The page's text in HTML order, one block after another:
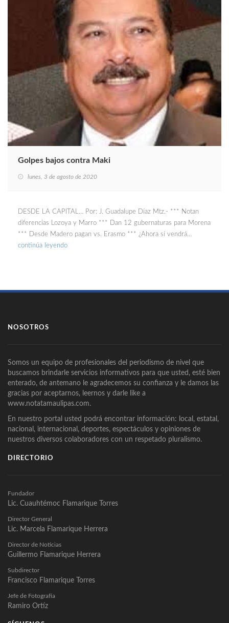
Golpes bajos contra Maki
lunes, 3 de agosto de 2020
DESDE LA CAPITAL… Por: J. Guadalupe Díaz Mtz.- *** Notan
diferencias Lozoya y Marro *** Dan 12 gubernaturas para Morena
*** Desde Madero pagan vs. Erasmo *** ¿Ahora sí vendrá…
continúa leyendo
NOSOTROS
Somos un equipo de profesionales del periodismo de nivel que
buscamos brindarle servicios informativos para que usted, esté bien
enterado, de antemano le agradecemos su confianza y le damos las
gracias por aceptarnos, leernos y darle like a
www.notatamaulipas.com.
En nuestro portal usted podrá encontrar información: local, estatal,
nacional, internacional, deportes, espectáculos y opiniones de
nuestros diversos colaboradores con un respetado pluralismo.
DIRECTORIO
Fundador
Lic. Cuauhtémoc Flamarique Torres
Director General
Lic. Marcela Flamarique Herrera
Director de Noticias
Guillermo Flamarique Herrera
Subdirector
Francisco Flamarique Torres
Jefe de Fotografía
Ramiro Ortíz